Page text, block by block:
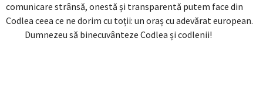
comunicare strânsă, onestă și transparentă putem face din
Codlea ceea ce ne dorim cu toții: un oraș cu adevărat european.
Dumnezeu să binecuvânteze Codlea și codlenii!